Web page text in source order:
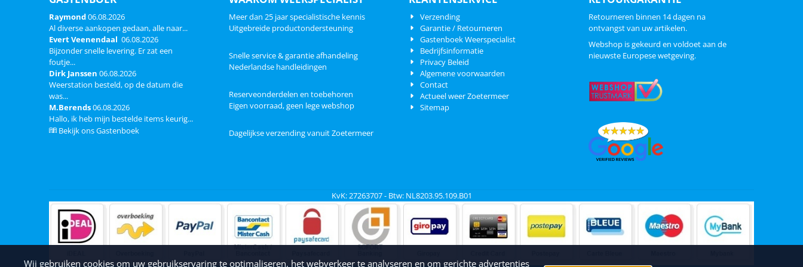
Raymond06.08.2026
Al diverse aankopen gedaan, alle naar...
Evert Veenendaal 06.08.2026
Bijzonder snelle levering. Er zat een
foutje...
Dirk Janssen 06.08.2026
Weerstation besteld, op de datum die
was...
M.Berends06.08.2026
Hallo, ik heb mijn bestelde items keurig...
Bekijk ons Gastenboek
Meer dan 25 jaar specialistische kennis
Uitgebreide productondersteuning
Snelle service & garantie afhandeling
Nederlandse handleidingen
Reserveonderdelen en toebehoren
Eigen voorraad, geen lege webshop
Dagelijkse verzending vanuit Zoetermeer
Verzending
Garantie / Retourneren
Gastenboek Weerspecialist
Bedrijfsinformatie
Privacy Beleid
Algemene voorwaarden
Contact
Actueel weer Zoetermeer
Sitemap
Retourneren binnen 14 dagen na
ontvangst van uw artikelen.
Webshop is gekeurd en voldoet aan de
nieuwste Europese wetgeving.
KvK: 27263707 - Btw: NL8203.95.109.B01
Wij gebruiken cookies om uw gebruikservaring te optimaliseren, het webverkeer te analyseren en om gerichte advertenties